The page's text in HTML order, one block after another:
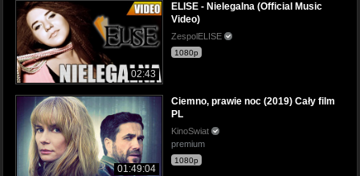
02:43
ELISE - Nielegalna (Official Music
Video)
ZespolELISE
1080p
01:49:04
Ciemno, prawie noc (2019) Cały film
PL
KinoSwiat
premium
1080p